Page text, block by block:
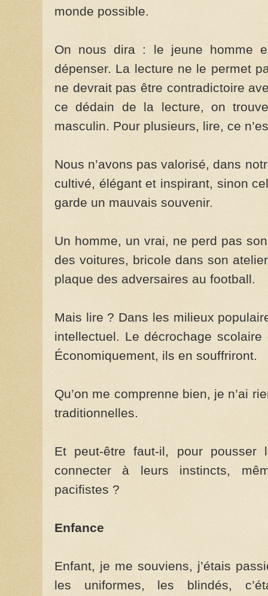
monde possible.
On nous dira : le jeune homme
dépenser. La lecture ne le permet
ne devrait pas être contradictoire
ce dédain de la lecture, on
masculin­­. Pour plusieurs, lire, ce
Nous n’avons pas valorisé, dans
cultivé, élégant et inspirant, sinon
garde un mauvais souvenir.
Un homme, un vrai, ne perd pas
des voitures, bricole dans son
plaque des adversaires au football.
Mais lire ? Dans les milieux
intellectuel. Le décrochage
Économiquement, ils en souffriront.
Qu’on me comprenne bien, je n’ai
traditionnelles.
Et peut-être faut-il, pour
connecter à leurs instincts,
pacifistes ?
Enfance
Enfant, je me souviens, j’étais
les uniformes, les blindés,